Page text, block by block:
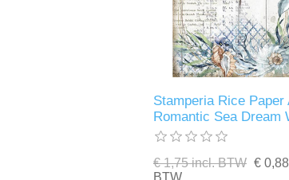
Stamperia Rice Paper
Romantic Sea Dream
€ 1,75 incl. BTW €
BTW